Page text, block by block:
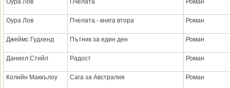
Оура Лов Пчелата Роман
Оура Лов Пчелата - книга втора Роман
Джеймс Гудхенд Пътник за един ден Роман
Даниел Стийл Радост Роман
Колийн Маккълоу Сага за Австралия Роман